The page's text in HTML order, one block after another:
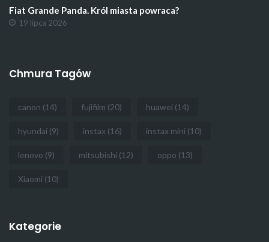
Fiat Grande Panda. Król miasta powraca?
19 lipca 2026
Chmura Tagów
canon (14) fujifilm (20) huawei (14)
hyundai (9) instax (16) instax mini (10)
lenovo (9) mitsubishi (12) oppo (13)
Xiaomi (10)
Kategorie